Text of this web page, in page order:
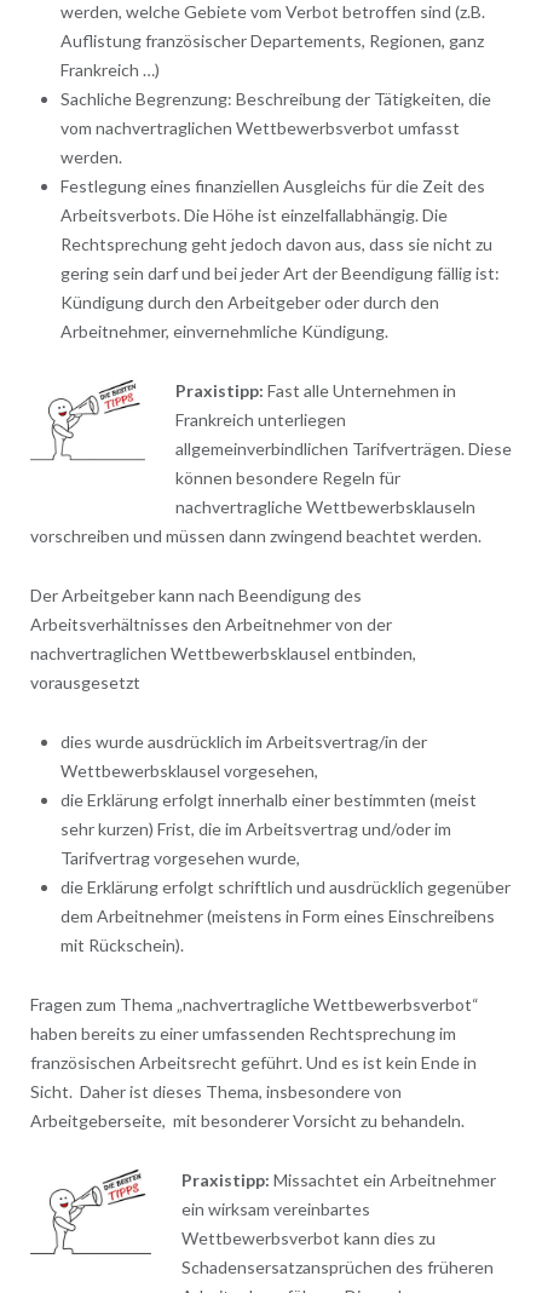
werden, welche Gebiete vom Verbot betroffen sind (z.B.
Auflistung französischer Departements, Regionen, ganz
Frankreich …)
Sachliche Begrenzung: Beschreibung der Tätigkeiten, die
vom nachvertraglichen Wettbewerbsverbot umfasst
werden.
Festlegung eines finanziellen Ausgleichs für die Zeit des
Arbeitsverbots. Die Höhe ist einzelfallabhängig. Die
Rechtsprechung geht jedoch davon aus, dass sie nicht zu
gering sein darf und bei jeder Art der Beendigung fällig ist:
Kündigung durch den Arbeitgeber oder durch den
Arbeitnehmer, einvernehmliche Kündigung.
Praxistipp: Fast alle Unternehmen in
Frankreich unterliegen
allgemeinverbindlichen Tarifverträgen. Diese
können besondere Regeln für
nachvertragliche Wettbewerbsklauseln
vorschreiben und müssen dann zwingend beachtet werden.
Der Arbeitgeber kann nach Beendigung des
Arbeitsverhältnisses den Arbeitnehmer von der
nachvertraglichen Wettbewerbsklausel entbinden,
vorausgesetzt
dies wurde ausdrücklich im Arbeitsvertrag/in der
Wettbewerbsklausel vorgesehen,
die Erklärung erfolgt innerhalb einer bestimmten (meist
sehr kurzen) Frist, die im Arbeitsvertrag und/oder im
Tarifvertrag vorgesehen wurde,
die Erklärung erfolgt schriftlich und ausdrücklich gegenüber
dem Arbeitnehmer (meistens in Form eines Einschreibens
mit Rückschein).
Fragen zum Thema „nachvertragliche Wettbewerbsverbot“
haben bereits zu einer umfassenden Rechtsprechung im
französischen Arbeitsrecht geführt. Und es ist kein Ende in
Sicht. Daher ist dieses Thema, insbesondere von
Arbeitgeberseite, mit besonderer Vorsicht zu behandeln.
Praxistipp: Missachtet ein Arbeitnehmer
ein wirksam vereinbartes
Wettbewerbsverbot kann dies zu
Schadensersatzansprüchen des früheren